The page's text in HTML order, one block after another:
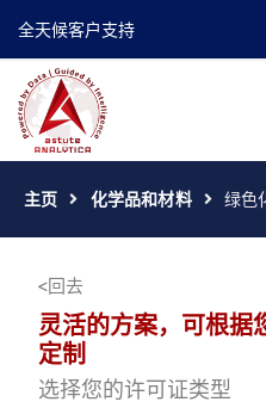
全天候客户支持
主页 化学品和材料 绿色
回去
灵活的方案，可根据
定制
选择您的许可证类型